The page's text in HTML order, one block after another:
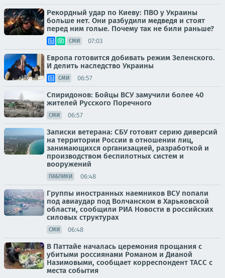
Рекордный удар по Киеву: ПВО у Украины
больше нет. Они разбудили медведя и стоят
перед ним голые. Почему так не били раньше?
СМИ 07:03
Европа готовится добивать режим Зеленского.
И делить наследство Украины
СМИ 06:57
Спиридонов: Бойцы ВСУ замучили более 40
жителей Русского Поречного
СМИ 06:57
Записки ветерана: СБУ готовит серию диверсий
на территории России в отношении лиц,
занимающихся организацией, разработкой и
производством беспилотных систем и
вооружений
ПАБЛИКИ 06:48
Группы иностранных наемников ВСУ попали
под авиаудар под Волчанском в Харьковской
области, сообщили РИА Новости в российских
силовых структурах
СМИ 06:48
В Паттайе началась церемония прощания с
убитыми россиянами Романом и Дианой
Назимовыми, сообщает корреспондент ТАСС с
места события